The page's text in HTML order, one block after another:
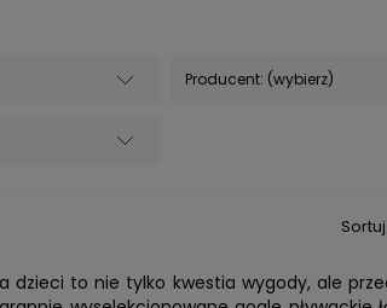
Producent: (wybierz)
dzieci to nie tylko kwestia wygody, ale